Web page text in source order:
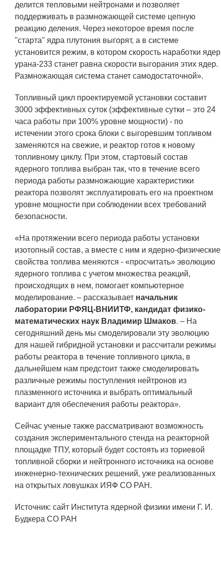
делится тепловыми нейтронами и позволяет
поддерживать в размножающей системе цепную
реакцию деления. Через некоторое время после
"старта" ядра плутония выгорят, а в системе
установится режим, в котором скорость наработки ядер
урана-233 станет равна скорости выгорания этих ядер.
Размножающая система станет самодостаточной».
Топливный цикл проектируемой установки составит
3000 эффективных суток (эффективные сутки – это 24
часа работы при 100% уровне мощности) - по
истечении этого срока блоки с выгоревшим топливом
заменяются на свежие, и реактор готов к новому
топливному циклу. При этом, стартовый состав
ядерного топлива выбран так, что в течение всего
периода работы размножающие характеристики
реактора позволят эксплуатировать его на проектном
уровне мощности при соблюдении всех требований
безопасности.
«На протяжении всего периода работы установки
изотопный состав, а вместе с ним и ядерно-физические
свойства топлива меняются - «просчитать» эволюцию
ядерного топлива с учетом множества реакций,
происходящих в нем, помогает компьютерное
моделирование. – рассказывает начальник
лаборатории РФЯЦ-ВНИИТФ, кандидат физико-
математических наук Владимир Шмаков. – На
сегодняшний день мы смоделировали эту эволюцию
для нашей гибридной установки и рассчитали режимы
работы реактора в течение топливного цикла, в
дальнейшем нам предстоит также смоделировать
различные режимы поступления нейтронов из
плазменного источника и выбрать оптимальный
вариант для обеспечения работы реактора».
Сейчас ученые также рассматривают возможность
создания экспериментального стенда на реакторной
площадке ТПУ, который будет состоять из ториевой
топливной сборки и нейтронного источника на основе
инженерно-технических решений, уже реализованных
на открытых ловушках ИЯФ СО РАН.
Источник: сайт Института ядерной физики имени Г. И.
Будкера СО PAH